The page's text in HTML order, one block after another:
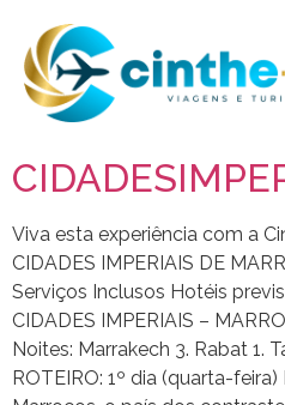
Viva esta experiência com a
CIDADES IMPERIAIS DE
Serviços Inclusos Hotéis
CIDADES IMPERIAIS –
Noites: Marrakech 3. Rabat 1.
ROTEIRO: 1º dia (quarta-